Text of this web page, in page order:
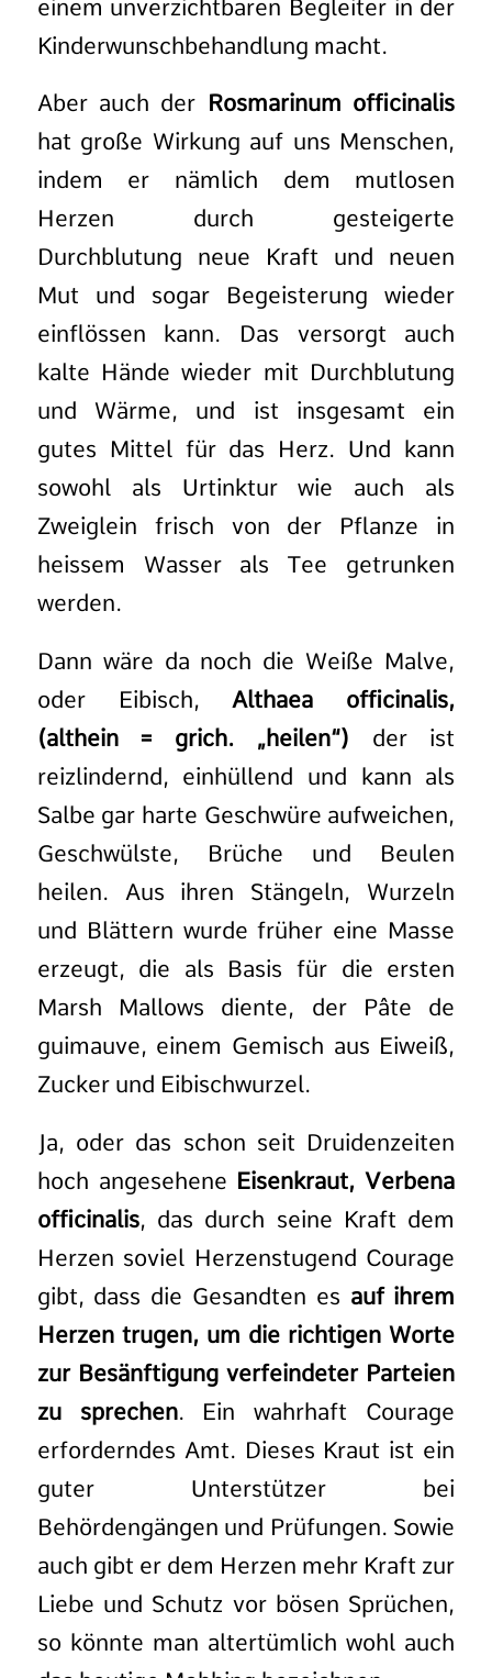
einem unverzichtbaren Begleiter in der
Kinderwunschbehandlung macht.
Aber auch der Rosmarinum officinalis
hat große Wirkung auf uns Menschen,
indem er nämlich dem mutlosen
Herzen durch gesteigerte
Durchblutung neue Kraft und neuen
Mut und sogar Begeisterung wieder
einflössen kann. Das versorgt auch
kalte Hände wieder mit Durchblutung
und Wärme, und ist insgesamt ein
gutes Mittel für das Herz. Und kann
sowohl als Urtinktur wie auch als
Zweiglein frisch von der Pflanze in
heissem Wasser als Tee getrunken
werden.
Dann wäre da noch die Weiße Malve,
oder Eibisch, Althaea officinalis,
(althein = grich. „heilen“) der ist
reizlindernd, einhüllend und kann als
Salbe gar harte Geschwüre aufweichen,
Geschwülste, Brüche und Beulen
heilen. Aus ihren Stängeln, Wurzeln
und Blättern wurde früher eine Masse
erzeugt, die als Basis für die ersten
Marsh Mallows diente, der Pâte de
guimauve, einem Gemisch aus Eiweiß,
Zucker und Eibischwurzel.
Ja, oder das schon seit Druidenzeiten
hoch angesehene Eisenkraut, Verbena
officinalis, das durch seine Kraft dem
Herzen soviel Herzenstugend Courage
gibt, dass die Gesandten es auf ihrem
Herzen trugen, um die richtigen Worte
zur Besänftigung verfeindeter Parteien
zu sprechen. Ein wahrhaft Courage
erforderndes Amt. Dieses Kraut ist ein
guter Unterstützer bei
Behördengängen und Prüfungen. Sowie
auch gibt er dem Herzen mehr Kraft zur
Liebe und Schutz vor bösen Sprüchen,
so könnte man altertümlich wohl auch